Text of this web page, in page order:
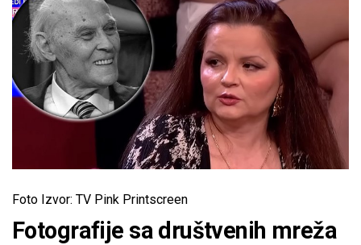
Foto Izvor: TV Pink Printscreen
Fotografije sa društvenih mreža